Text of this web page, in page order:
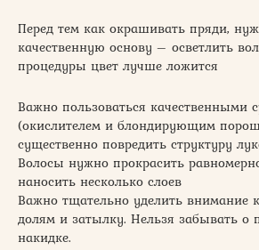
Перед тем как окрашивать пряди,
качественную основу – осветлить
процедуры цвет лучше ложится
Важно пользоваться качественными
(окислителем и блондирующим
существенно повредить структуру
Волосы нужно прокрасить
наносить несколько слоев
Важно тщательно уделить внимание
долям и затылку. Нельзя забывать о
накидке.